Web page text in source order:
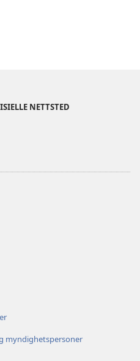
NETTSTED
myndighetspersoner